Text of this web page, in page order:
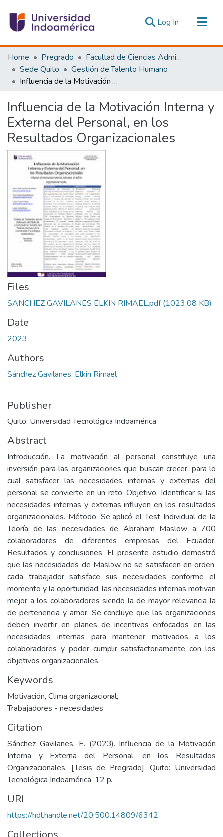
Log In (current)
Communities & Collections
All of DSpace
Statistics
Home Pregrado
Facultad de Ciencias Administrativas y Económicas
Sede Quito
Gestión de Talento Humano
Influencia de la Motivación Interna y Externa del Personal, en los Resultados Organizacionales
Influencia de la Motivación Interna y
Externa del Personal, en los
Resultados Organizacionales
Files
SANCHEZ GAVILANES ELKIN RIMAEL.pdf(1023.08 KB)
Date
2023
Authors
Sánchez Gavilanes, Elkin Rimael
Publisher
Quito: Universidad Tecnológica Indoamérica
Abstract
Introducción. La motivación al personal constituye una
inversión para las organizaciones que buscan crecer, para lo
cual satisfacer las necesidades internas y externas del
personal se convierte en un reto. Objetivo. Identificar si las
necesidades internas y externas influyen en los resultados
organizacionales. Método. Se aplicó el Test Individual de la
Teoría de las necesidades de Abraham Maslow a 700
colaboradores de diferentes empresas del Ecuador.
Resultados y conclusiones. El presente estudio demostró
que las necesidades de Maslow no se satisfacen en orden,
cada trabajador satisface sus necesidades conforme el
momento y la oportunidad; las necesidades internas motivan
mejor a los colaboradores siendo la de mayor relevancia la
de pertenencia y amor. Se concluye que las organizaciones
deben invertir en planes de incentivos enfocados en las
necesidades internas para mantener motivados a los
colaboradores y poder cumplir satisfactoriamente con los
objetivos organizacionales.
Keywords
Motivación, Clima organizacional,
Trabajadores - necesidades
Citation
Sánchez Gavilanes, E. (2023). Influencia de la Motivación
Interna y Externa del Personal, en los Resultados
Organizacionales. [Tesis de Pregrado]. Quito: Universidad
Tecnológica Indoamérica. 12 p.
URI
https://hdl.handle.net/20.500.14809/6342
Collections